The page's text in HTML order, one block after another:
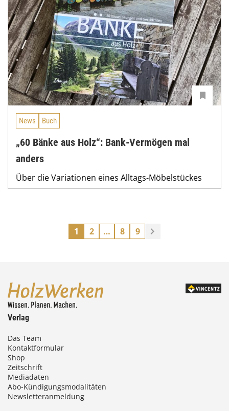
News Buch
„60 Bänke aus Holz“: Bank-Vermögen mal
anders
Über die Variationen eines Alltags-Möbelstückes
1 2 … 8 9
Verlag
Das Team
Kontaktformular
Shop
Zeitschrift
Mediadaten
Abo-Kündigungsmodalitäten
Newsletteranmeldung